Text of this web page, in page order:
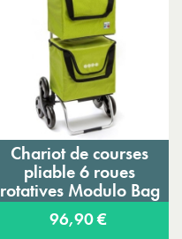
Chariot de courses
pliable 6 roues
rotatives Modulo Bag
Sidebag
96,90 €